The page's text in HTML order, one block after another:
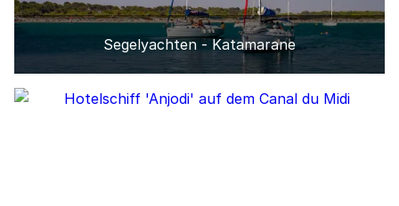
Segelyachten - Katamarane